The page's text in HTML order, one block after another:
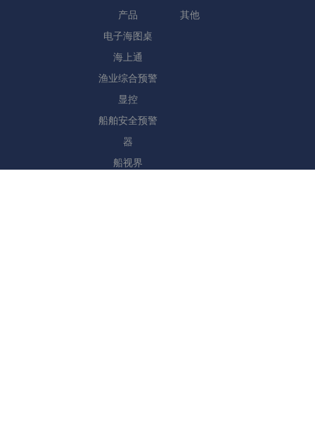
产品
电子海图桌
海上通
渔业综合预警
显控
船舶安全预警
器
船视界
其他